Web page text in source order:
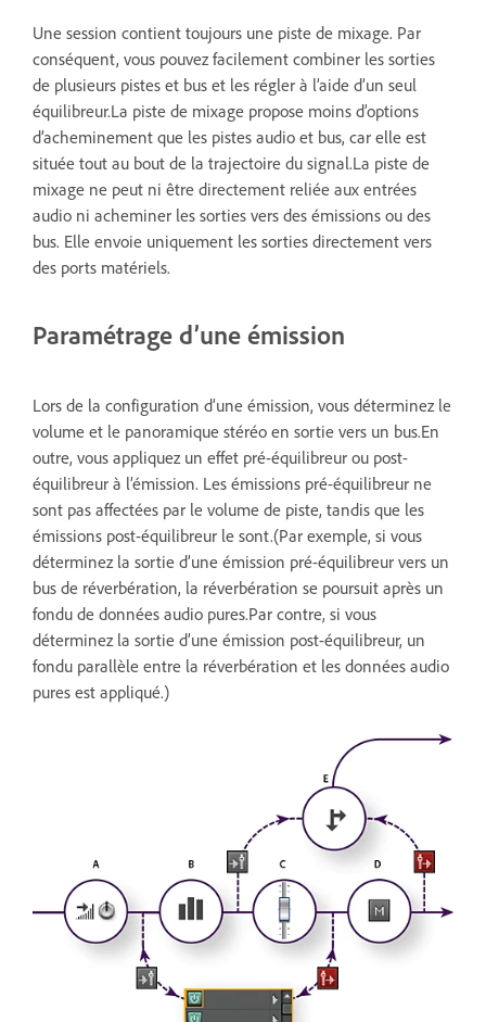
Une session contient toujours une piste de mixage. Par
conséquent, vous pouvez facilement combiner les sorties
de plusieurs pistes et bus et les régler à lʼaide dʼun seul
équilibreur.La piste de mixage propose moins dʼoptions
dʼacheminement que les pistes audio et bus, car elle est
située tout au bout de la trajectoire du signal.La piste de
mixage ne peut ni être directement reliée aux entrées
audio ni acheminer les sorties vers des émissions ou des
bus. Elle envoie uniquement les sorties directement vers
des ports matériels.
Paramétrage d’une émission
Lors de la configuration d’une émission, vous déterminez le
volume et le panoramique stéréo en sortie vers un bus.En
outre, vous appliquez un effet pré-équilibreur ou post-
équilibreur à l’émission. Les émissions pré-équilibreur ne
sont pas affectées par le volume de piste, tandis que les
émissions post-équilibreur le sont.(Par exemple, si vous
déterminez la sortie d’une émission pré-équilibreur vers un
bus de réverbération, la réverbération se poursuit après un
fondu de données audio pures.Par contre, si vous
déterminez la sortie d’une émission post-équilibreur, un
fondu parallèle entre la réverbération et les données audio
pures est appliqué.)